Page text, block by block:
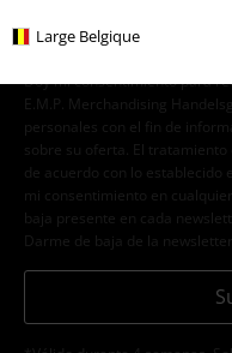
Large Belgique
Doy mi consentimiento para
E.M.P. Merchandising
personales con el fin de
sobre su oferta. El
de acuerdo con lo establecido
mi consentimiento en
baja presente en cada
Darme de baja de la newsletter